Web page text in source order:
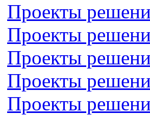
Проекты
Проекты
Проекты
Проекты
Проекты